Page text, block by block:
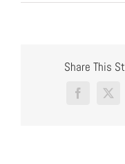
Share This
Facebook
X